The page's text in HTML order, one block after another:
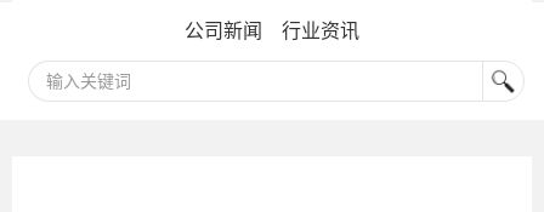
公司新闻 行业资讯